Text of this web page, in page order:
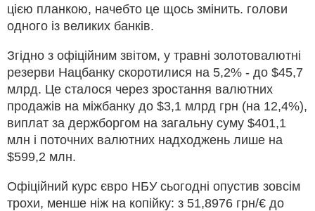
цією планкою, начебто це щось змінить. голови
одного із великих банків.
Згідно з офіційним звітом, у травні золотовалютні
резерви Нацбанку скоротилися на 5,2% - до $45,7
млрд. Це сталося через зростання валютних
продажів на міжбанку до $3,1 млрд грн (на 12,4%),
виплат за держборгом на загальну суму $401,1
млн і поточних валютних надходжень лише на
$599,2 млн.
Офіційний курс євро НБУ сьогодні опустив зовсім
трохи, менше ніж на копійку: з 51,8976 грн/€ до